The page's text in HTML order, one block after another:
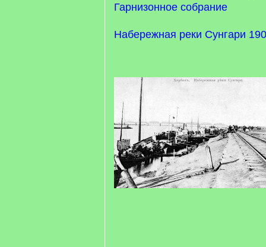
Гарнизонное собрание
Набережная реки Сунгари